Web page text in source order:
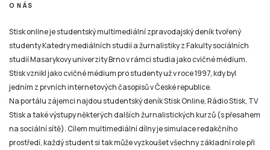
O NÁS
Stisk online je studentský multimediální zpravodajský deník tvořený
studenty Katedry mediálních studií a žurnalistiky z Fakulty sociálních
studií Masarykovy univerzity Brno v rámci studia jako cvičné médium.
Stisk vznikl jako cvičné médium pro studenty už v roce 1997, kdy byl
jedním z prvních internetových časopisů v České republice.
Na portálu zájemci najdou studentský deník Stisk Online, Rádio Stisk, TV
Stisk a také výstupy některých dalších žurnalistických kurzů (s přesahem
na sociální sítě). Cílem multimediální dílny je simulace redakčního
prostředí, každý student si tak může vyzkoušet všechny základní role při